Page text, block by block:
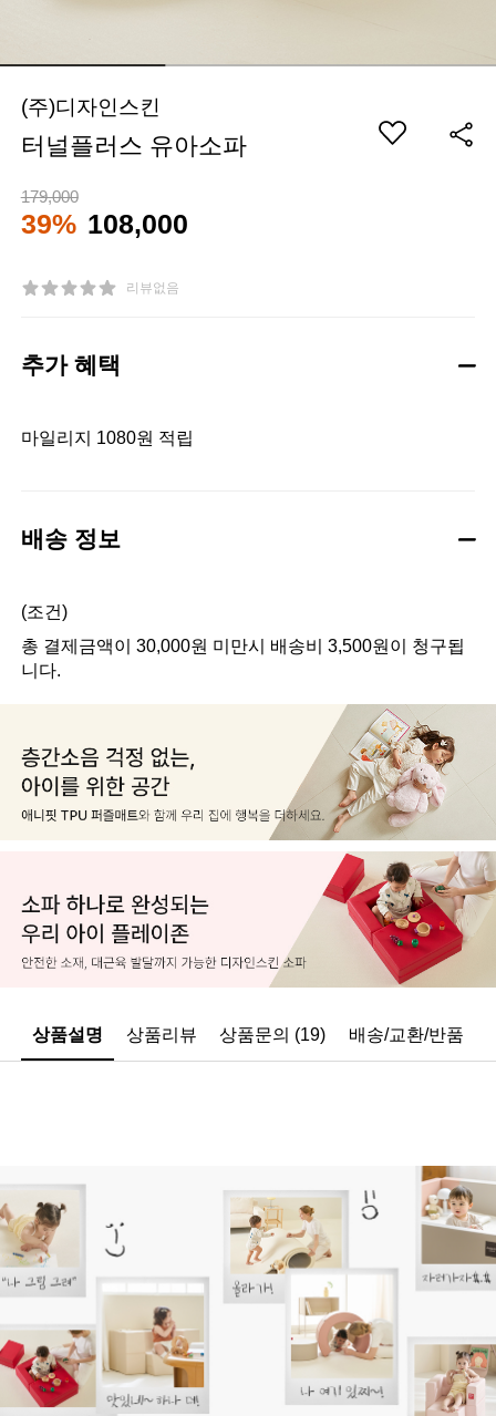
(주)디자인스킨
터널플러스 유아소파
179,000
39% 108,000
리뷰없음
추가 혜택
마일리지 1080원 적립
배송 정보
(조건)
총 결제금액이 30,000원 미만시 배송비 3,500원이 청구됩
니다.
상품설명 상품리뷰 상품문의 (19) 배송/교환/반품